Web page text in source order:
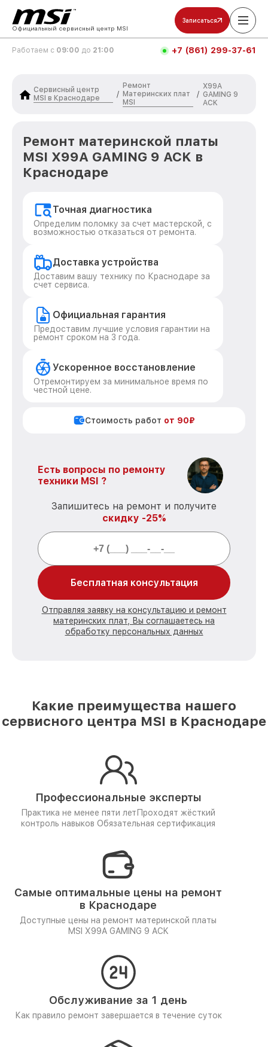
Официальный сервисный центр MSI
Записаться
Работаем с 09:00 до 21:00 +7 (861) 299-37-61
Сервисный центр
MSI в Краснодаре
/
Ремонт
Материнских плат
MSI
/
X99A
GAMING 9
ACK
Ремонт материнской платы
MSI X99A GAMING 9 ACK в
Краснодаре
Точная диагностика
Определим поломку за счет мастерской, с
возможностью отказаться от ремонта.
Доставка устройства
Доставим вашу технику по Краснодаре за
счет сервиса.
Официальная гарантия
Предоставим лучшие условия гарантии на
ремонт сроком на 3 года.
Ускоренное восстановление
Отремонтируем за минимальное время по
честной цене.
Стоимость работ от 90₽
Есть вопросы по ремонту
техники MSI ?
Запишитесь на ремонт и получите
скидку -25%
Бесплатная консультация
Отправляя заявку на консультацию и ремонт
материнских плат, Вы соглашаетесь на
обработку персональных данных
Какие преимущества нашего
сервисного центра MSI в Краснодаре
Профессиональные эксперты
Практика не менее пяти лет Проходят жёсткий
контроль навыков Обязательная сертификация
Самые оптимальные цены на ремонт
в Краснодаре
Доступные цены на ремонт материнской платы
MSI X99A GAMING 9 ACK
Обслуживание за 1 день
Как правило ремонт завершается в течение суток